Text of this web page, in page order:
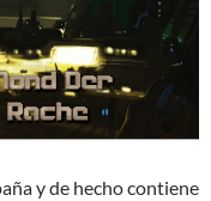
y de hecho contiene